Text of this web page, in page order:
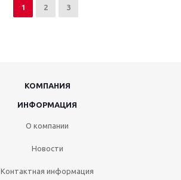
1 2 3
КОМПАНИЯ
ИНФОРМАЦИЯ
О компании
Новости
Контактная информация